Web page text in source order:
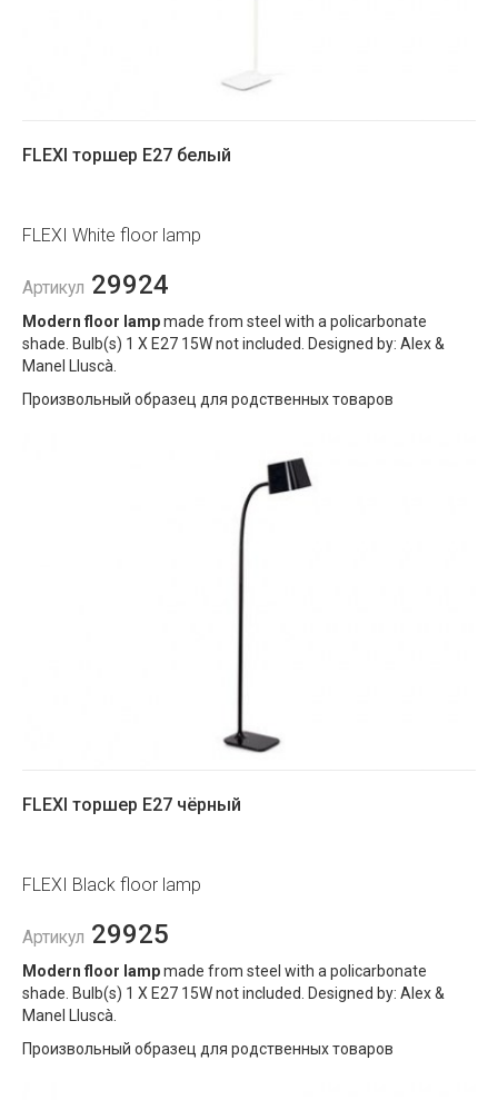
FLEXI торшер E27 белый
FLEXI White floor lamp
Артикул 29924
Modern floor lampmade from steel with a policarbonate
shade. Bulb(s) 1 X E27 15W not included. Designed by: Alex &
Manel Lluscà.
Произвольный образец для родственных товаров
FLEXI торшер E27 чёрный
FLEXI Black floor lamp
Артикул 29925
Modern floor lampmade from steel with a policarbonate
shade. Bulb(s) 1 X E27 15W not included. Designed by: Alex &
Manel Lluscà.
Произвольный образец для родственных товаров